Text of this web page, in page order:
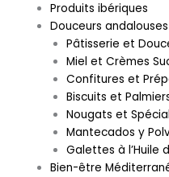
Produits ibériques
Douceurs andalouses
Pâtisserie et
Miel et Crèmes
Confitures et
Biscuits et
Nougats et
Mantecados y
Galettes à l’Huile
Bien-être